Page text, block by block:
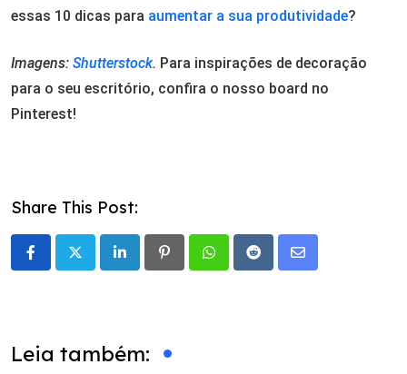
essas 10 dicas para aumentar a sua produtividade?
Imagens: Shutterstock. Para inspirações de decoração
para o seu escritório, confira o nosso board no
Pinterest!
Share This Post:
LinkedIn PinterestWhatsappRedditShare
Leia também: